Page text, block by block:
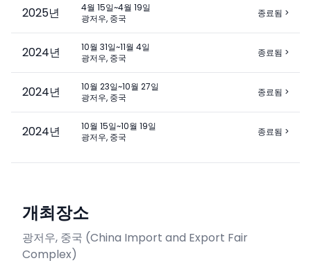
2025년
4월 15일~4월 19일
광저우, 중국
종료됨 >
2024년
10월 31일~11월 4일
광저우, 중국
종료됨 >
2024년
10월 23일~10월 27일
광저우, 중국
종료됨 >
2024년
10월 15일~10월 19일
광저우, 중국
종료됨 >
개최장소
광저우, 중국 (China Import and Export Fair
Complex)